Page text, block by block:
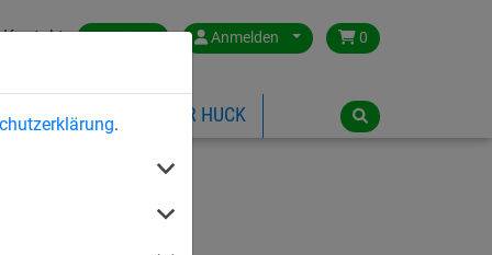
.
Kontakt Austria Anmelden 0
ÜBER HUCK